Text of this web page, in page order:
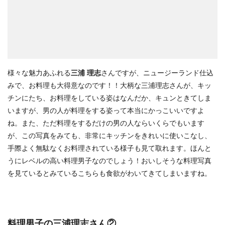
様々な魅力あふれる三浦 理志さんですが、ニュージーランド仕込
みで、お料理も大得意なのです！！大柄な三浦理志さんが、キッ
チンにたち、お料理をしている姿はなんだか、キュンときてしま
いますが、男の人が料理をする姿って本当にかっこいいですよ
ね。また、ただ料理をするだけの男の人ならいくらでもいます
が、この写真をみても、非常にキッチンをきれいに使いこなし、
手際よく無駄なくお料理されている様子も見て取れます。ほんと
うにレベルの高い料理男子なのでしょう！おいしそうな料理写真
を見ているとみているこちらも食欲がわいてきてしまいますね。